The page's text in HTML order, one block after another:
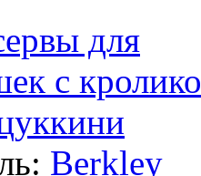
Berkley